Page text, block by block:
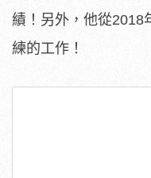
績！另外，他從2018
練的工作！